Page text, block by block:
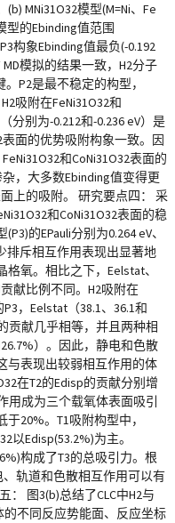
MNi31O32模型(M=Ni、Fe
型的Ebinding值范围
构象Ebinding值最负(-0.192
模拟的结果一致，H2分子
P2是最不稳定的构型，
吸附在FeNi31O32和
分别为-0.212和-0.236 eV）是
面的优势吸附构象一致。因
和CoNi31O32表面的
，大多数Ebinding值变得更
上的吸附。 研究要点四： 采
和CoNi31O32表面的稳
的EPauli分别为0.264 eV、
排斥相互作用表现出显著地
氧。相比之下，Eelstat、
献比例不同。H2吸附在
P3，Eelstat（38.1、36.1和
贡献几乎相等，并且两种相
）。因此，静电和色散
与表现出较弱相互作用的体
在T2的Edisp的贡献分别增
用成为三个载氧体表面吸引
20%。T1吸附构型中，
以Edisp(53.2%)为主。
构成了T3的总吸引力。根
轨道和色散相互作用可以有
： 图3(b)总结了CLC中H2与
的不同反应势能面、反应坐标